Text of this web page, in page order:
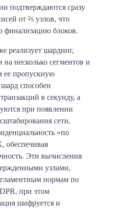
подтверждаются сразу
от ⅔ узлов, что
финализацию блоков.
реализует шардинг,
на несколько сегментов и
ее пропускную
способен
в секунду, а
при появлении
сети.
«по
обеспечивая
Эти вычисления
узлами,
нормам по
при этом
шифруется и